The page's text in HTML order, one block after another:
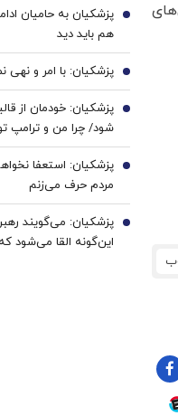
پزشکیان به حامیان
هم باید دید
6
پزشکیان: با امر و نهی 7
پزشکیان: خودمان از
شود/ چرا من و ترامپ
8
پزشکیان: استعفا
مردم حرف می‌زنم
9
پزشکیان: می‌گویند
این‌گونه القا می‌شود
10